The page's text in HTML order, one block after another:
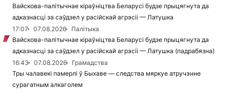
Вайскова-палітычнае кіраўніцтва Беларусі будзе прыцягнута да
адказнасці за саўдзел у расійскай агрэсіі — Латушка
17:07
07.08.2026
Палітыка
Вайскова-палітычнае кіраўніцтва Беларусі будзе прыцягнута да
адказнасці за саўдзел у расійскай агрэсіі — Латушка (падрабязна)
16:43
07.08.2026
Грамадства
Тры чалавекі памерлі ў Быхаве — следства мяркуе атручэнне
сурагатным алкаголем